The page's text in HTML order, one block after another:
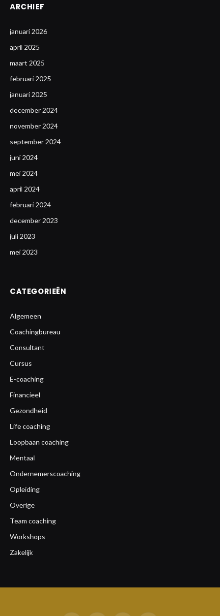
ARCHIEF
januari 2026
april 2025
maart 2025
februari 2025
januari 2025
december 2024
november 2024
september 2024
juni 2024
mei 2024
april 2024
februari 2024
december 2023
juli 2023
mei 2023
CATEGORIEËN
Algemeen
Coachingbureau
Consultant
Cursus
E-coaching
Financieel
Gezondheid
Life coaching
Loopbaan coaching
Mentaal
Ondernemerscoaching
Opleiding
Overige
Team coaching
Workshops
Zakelijk